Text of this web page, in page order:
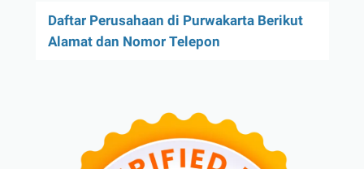
Daftar Perusahaan di Purwakarta Berikut
Alamat dan Nomor Telepon